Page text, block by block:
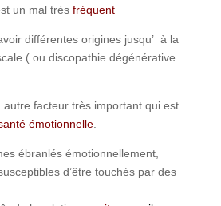
un mal très fréquent
différentes origines jusqu’ à la
( ou discopathie dégénérative
facteur très important qui est
émotionnelle.
ébranlés émotionnellement,
d’être touchés par des